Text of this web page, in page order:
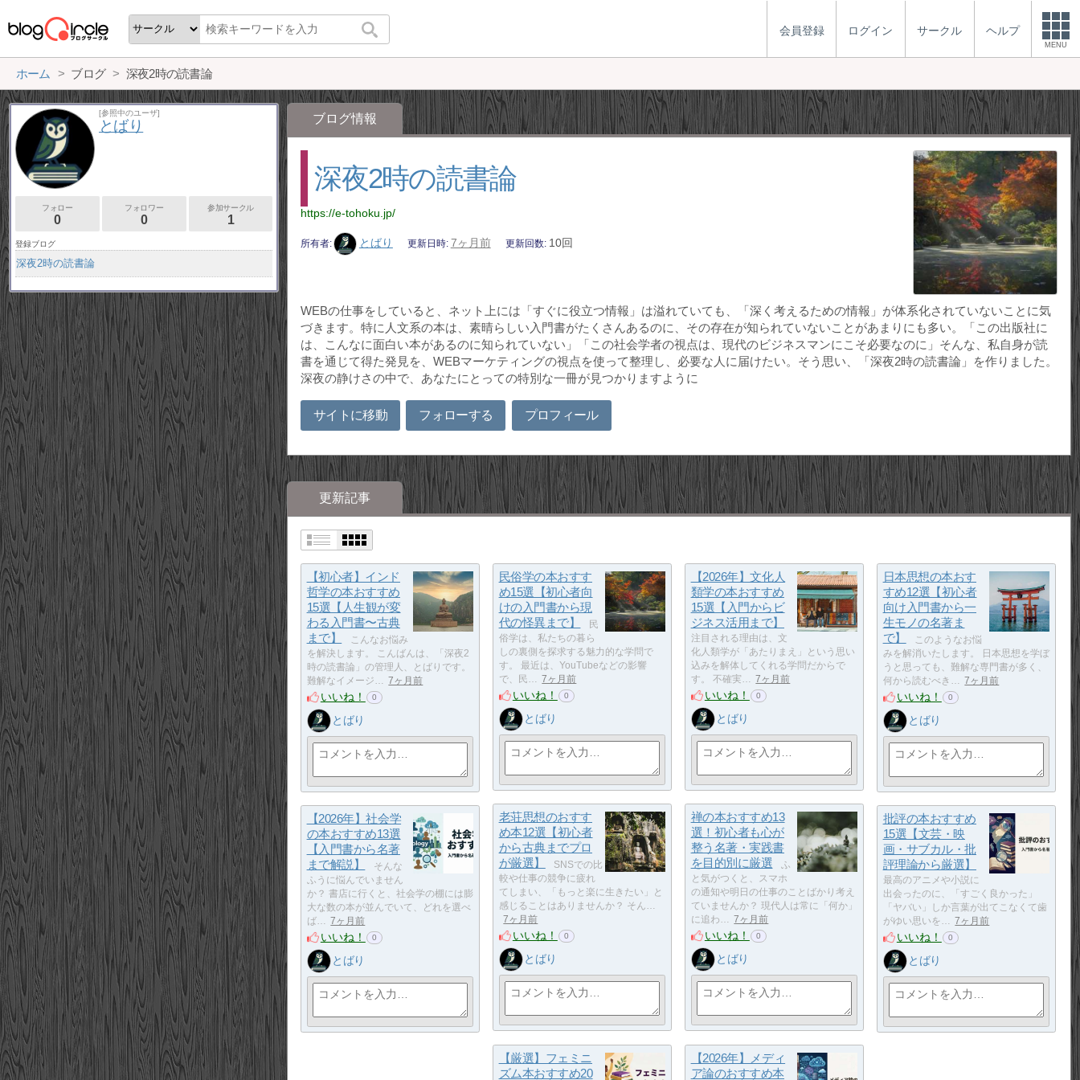
会員登録 ログイン サークル ヘルプ
MENU
ホーム ブログ 深夜2時の読書論
ブログ情報
深夜2時の読書論
https://e-tohoku.jp/
所有者 とばり 更新日時 7ヶ月前 更新回数 10回
WEBの仕事をしていると、ネット上には「すぐに役立つ情報」は溢れていても、「深く考えるための情報」が体系化されていないことに気
づきます。特に人文系の本は、素晴らしい入門書がたくさんあるのに、その存在が知られていないことがあまりにも多い。「この出版社に
は、こんなに面白い本があるのに知られていない」「この社会学者の視点は、現代のビジネスマンにこそ必要なのに」そんな、私自身が読
書を通じて得た発見を、WEBマーケティングの視点を使って整理し、必要な人に届けたい。そう思い、「深夜2時の読書論」を作りました。
深夜の静けさの中で、あなたにとっての特別な一冊が見つかりますように
サイトに移動 フォローする プロフィール
更新記事
【初心者】インド
哲学の本おすすめ
15選【人生観が変
わる入門書〜古典
まで】
こんなお悩み
を解決します。 こんばんは、「深夜2
時の読書論」の管理人、とばりです。
難解なイメージ…
7ヶ月前
いいね！ 0
とばり
民俗学の本おすす
め15選【初心者向
けの入門書から現
代の怪異まで】
民
俗学は、私たちの暮ら
しの裏側を探求する魅力的な学問で
す。 最近は、YouTubeなどの影響
で、民…
7ヶ月前
いいね！ 0
とばり
【2026年】文化人
類学の本おすすめ
15選【入門からビ
ジネス活用まで】
注目される理由は、文
化人類学が「あたりまえ」という思い
込みを解体してくれる学問だからで
す。 不確実…
7ヶ月前
いいね！ 0
とばり
日本思想の本おす
すめ12選【初心者
向け入門書から一
生モノの名著ま
で】
このようなお悩
みを解消いたします。 日本思想を学ぼ
うと思っても、難解な専門書が多く、
何から読むべき…
7ヶ月前
いいね！ 0
とばり
老荘思想のおすす
め本12選【初心者
から古典までプロ
が厳選】
SNSでの比
較や仕事の競争に疲れ
てしまい、「もっと楽に生きたい」と
感じることはありませんか？ そん…
7ヶ月前
いいね！ 0
とばり
禅の本おすすめ13
選！初心者も心が
整う名著・実践書
を目的別に厳選
ふ
と気がつくと、スマホ
の通知や明日の仕事のことばかり考え
ていませんか？ 現代人は常に「何か」
に追わ…
7ヶ月前
いいね！ 0
とばり
【2026年】社会学
の本おすすめ13選
【入門書から名著
まで解説】
そんな
ふうに悩んでいません
か？ 書店に行くと、社会学の棚には膨
大な数の本が並んでいて、どれを選べ
ば…
7ヶ月前
いいね！ 0
とばり
批評の本おすすめ
15選【文芸・映
画・サブカル・批
評理論から厳選】
最高のアニメや小説に
出会ったのに、「すごく良かった」
「ヤバい」しか言葉が出てこなくて歯
がゆい思いを…
7ヶ月前
いいね！ 0
とばり
【厳選】フェミニ
ズム本おすすめ20
【2026年】メディ
ア論のおすすめ本
[参照中のユーザ]
とばり
フォロー
0
フォロワー
0
参加サークル
1
登録ブログ
深夜2時の読書論